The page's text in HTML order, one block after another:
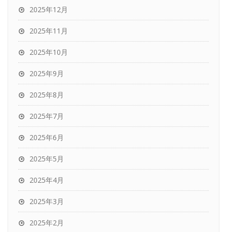
2025年12月
2025年11月
2025年10月
2025年9月
2025年8月
2025年7月
2025年6月
2025年5月
2025年4月
2025年3月
2025年2月